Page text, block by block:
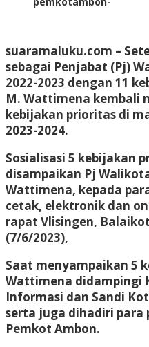
suaramaluku.com –
sebagai Penjabat (Pj)
2022-2023 dengan 11
M. Wattimena kembali
kebijakan prioritas di
2023-2024.
Sosialisasi 5 kebijakan
disampaikan Pj
Wattimena, kepada
cetak, elektronik dan
rapat Vlisingen,
(7/6/2023),
Saat menyampaikan 5
Wattimena didampingi
Informasi dan Sandi
serta juga dihadiri para
Pemkot Ambon.